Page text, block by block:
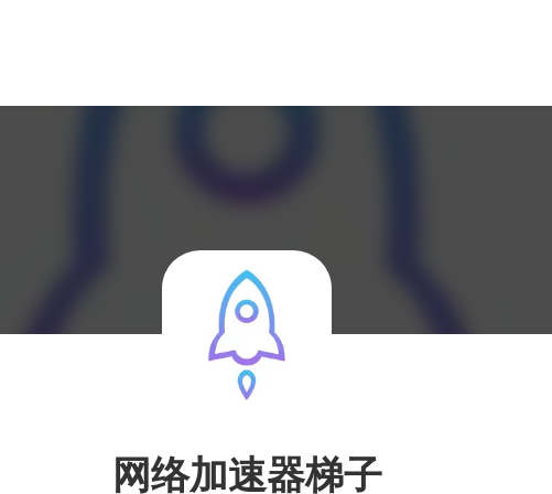
网络加速器梯子